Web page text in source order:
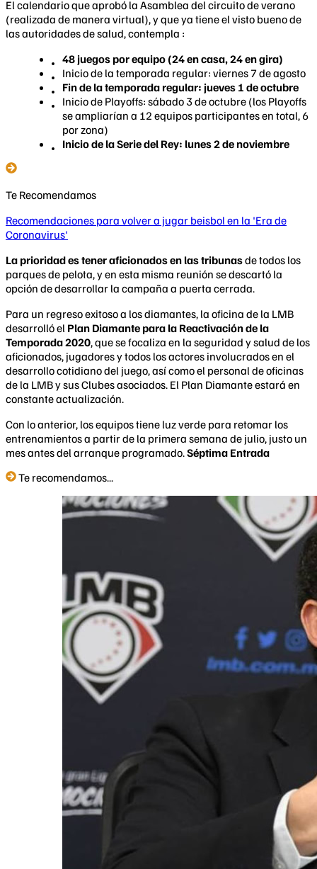
El calendario que aprobó la Asamblea del circuito de verano
(realizada de manera virtual), y que ya tiene el visto bueno de
las autoridades de salud, contempla :
48 juegos por equipo (24 en casa, 24 en gira)
Inicio de la temporada regular: viernes 7 de agosto
Fin de la temporada regular: jueves 1 de octubre
Inicio de Playoffs: sábado 3 de octubre (los Playoffs
se ampliarían a 12 equipos participantes en total, 6
por zona)
Inicio de la Serie del Rey: lunes 2 de noviembre
Te Recomendamos
Recomendaciones para volver a jugar beisbol en la 'Era de
Coronavirus'
La prioridad es tener aficionados en las tribunasde todos los
parques de pelota, y en esta misma reunión se descartó la
opción de desarrollar la campaña a puerta cerrada.
Para un regreso exitoso a los diamantes, la oficina de la LMB
desarrolló el Plan Diamante para la Reactivación de la
Temporada 2020, que se focaliza en la seguridad y salud de los
aficionados, jugadores y todos los actores involucrados en el
desarrollo cotidiano del juego, así como el personal de oficinas
de la LMB y sus Clubes asociados. El Plan Diamante estará en
constante actualización.
Con lo anterior, los equipos tiene luz verde para retomar los
entrenamientos a partir de la primera semana de julio, justo un
mes antes del arranque programado.Séptima Entrada
Te recomendamos...